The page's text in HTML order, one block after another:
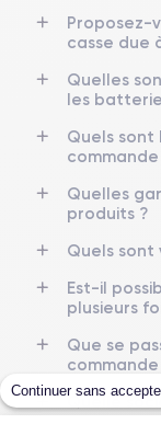
Continuer sans
6 Go
Nom de la puce
Puce A15 Bionic
Nom GPU
GPU 5 cœurs
Caméra Principale
Résolution vidéo
4K - 3840 x 2160 px
Batterie
3279 mAh
Réseau mobile
Proposez-
casse due
Quelles
les
Quels sont
commande
Quelles
produits ?
Quels sont
Est-il
plusieurs
Que se
commande
Quelle